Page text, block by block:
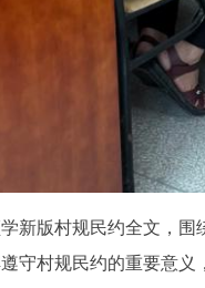
版村规民约全文，围
守村规民约的重要意